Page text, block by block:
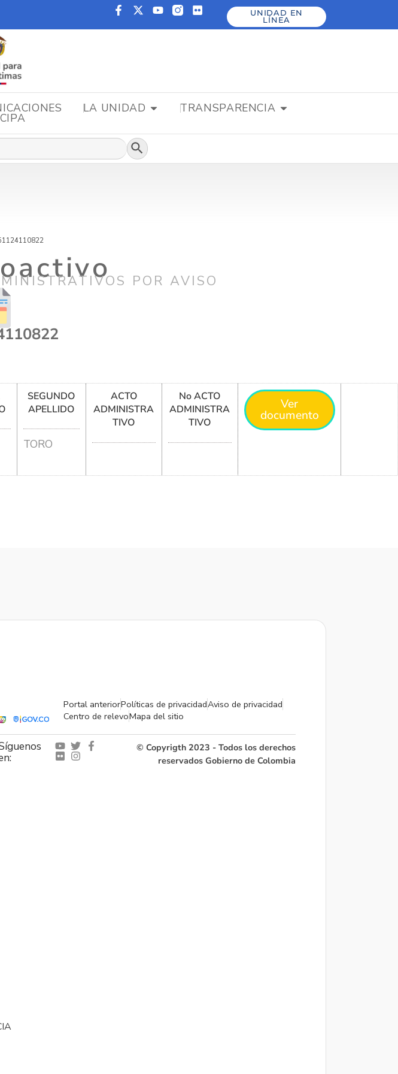
UNIDAD EN
LÍNEA
LA UNIDAD TRANSPARENCIA
Botón de búsqueda
POR AVISO
SEGUNDO
APELLIDO
TORO
ACTO
ADMINISTRA
TIVO
No ACTO
ADMINISTRA
TIVO
Ver
documento
Portal anteriorPolíticas de privacidadAviso de privacidad
Centro de relevoMapa del sitio
© Copyrigth 2023 - Todos los derechos
reservados Gobierno de Colombia